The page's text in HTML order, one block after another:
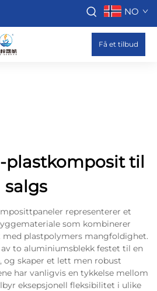
NO
Få et tilbud
til
salgs
representerer et
som kombinerer
plastpolymers mangfoldighet.
av to aluminiumsblekk festet til en
og skaper et lett men robust
har vanligvis en tykkelse mellom
eksepsjonell fleksibilitet i ulike